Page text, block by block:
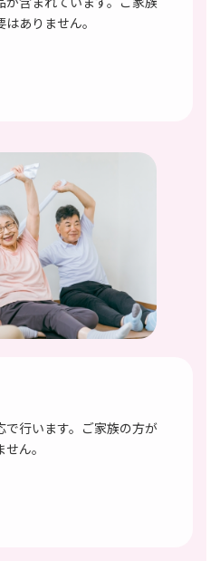
ありません。
で行います。ご家族の方が
ん。